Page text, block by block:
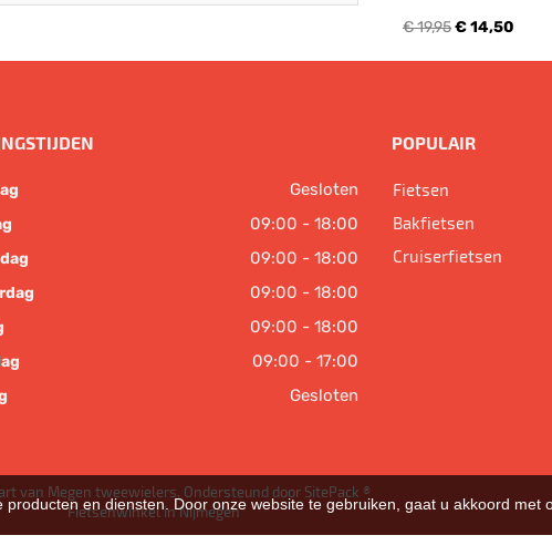
€ 19,95€ 14,50
Gesloten
09:00 - 18:00
09:00 - 18:00
09:00 - 18:00
09:00 - 18:00
09:00 - 17:00
Gesloten
POPULAIR
Fietsen
Bakfietsen
Cruiserfietsen
van Megen tweewielers. Ondersteund door SitePack ®
Fietsenwinkel in Nijmegen
en diensten. Door onze website te gebruiken, gaat u akkoord